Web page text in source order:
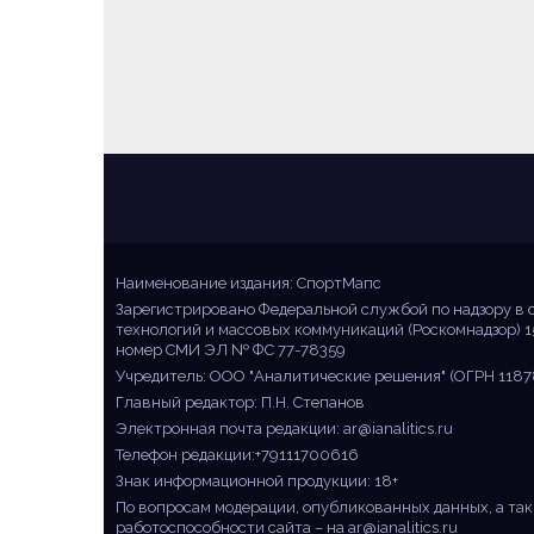
Наименование издания: СпортМапс
Зарегистрировано Федеральной службой по надзору
технологий и массовых коммуникаций (Роскомнадзор)
номер СМИ ЭЛ № ФС 77-78359
Учредитель: ООО "Аналитические решения" (ОГРН
Главный редактор: П.Н. Степанов
Электронная почта редакции: ar@ianalitics.ru
Телефон редакции:+79111700616
Знак информационной продукции: 18+
По вопросам модерации, опубликованных данных, а
работоспособности сайта – на ar@ianalitics.ru